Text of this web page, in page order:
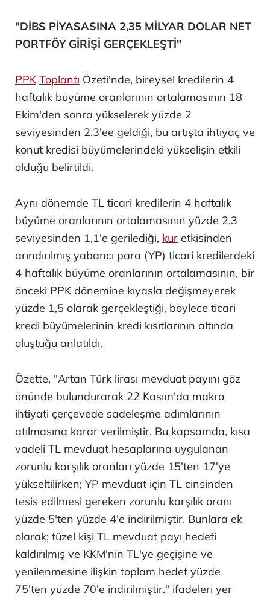
"DİBS PİYASASINA 2,35 MİLYAR DOLAR NET
PORTFÖY GİRİŞİ GERÇEKLEŞTİ"
PPK Toplantı Özeti'nde, bireysel kredilerin 4
haftalık büyüme oranlarının ortalamasının 18
Ekim'den sonra yükselerek yüzde 2
seviyesinden 2,3'ee geldiği, bu artışta ihtiyaç ve
konut kredisi büyümelerindeki yükselişin etkili
olduğu belirtildi.
Aynı dönemde TL ticari kredilerin 4 haftalık
büyüme oranlarının ortalamasının yüzde 2,3
seviyesinden 1,1'e gerilediği, kur etkisinden
arındırılmış yabancı para (YP) ticari kredilerdeki
4 haftalık büyüme oranlarının ortalamasının, bir
önceki PPK dönemine kıyasla değişmeyerek
yüzde 1,5 olarak gerçekleştiği, böylece ticari
kredi büyümelerinin kredi kısıtlarının altında
oluştuğu anlatıldı.
Özette, "Artan Türk lirası mevduat payını göz
önünde bulundurarak 22 Kasım'da makro
ihtiyati çerçevede sadeleşme adımlarının
atılmasına karar verilmiştir. Bu kapsamda, kısa
vadeli TL mevduat hesaplarına uygulanan
zorunlu karşılık oranları yüzde 15'ten 17'ye
yükseltilirken; YP mevduat için TL cinsinden
tesis edilmesi gereken zorunlu karşılık oranı
yüzde 5'ten yüzde 4'e indirilmiştir. Bunlara ek
olarak; tüzel kişi TL mevduat payı hedefi
kaldırılmış ve KKM'nin TL'ye geçişine ve
yenilenmesine ilişkin toplam hedef yüzde
75'ten yüzde 70'e indirilmiştir." ifadeleri yer